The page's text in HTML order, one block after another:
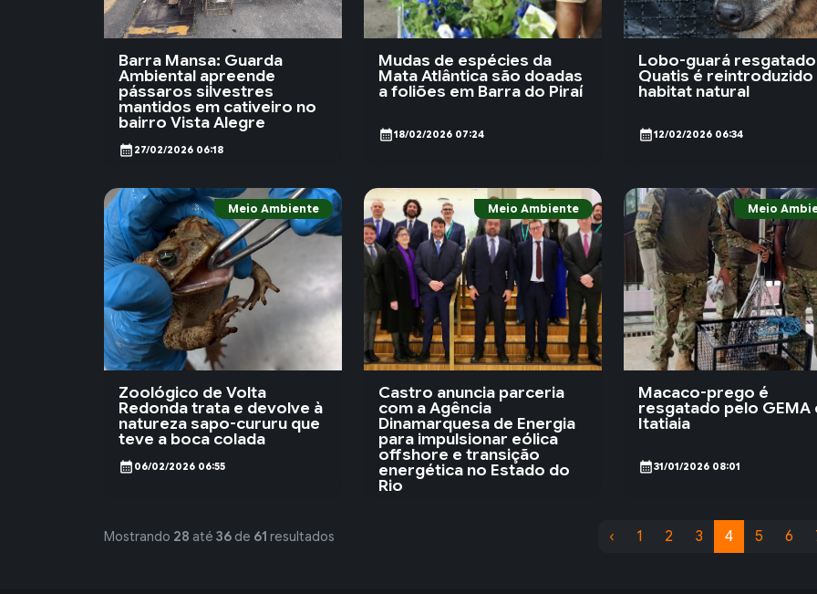
Barra Mansa: Guarda
Ambiental apreende
pássaros silvestres
mantidos em cativeiro no
bairro Vista Alegre
calendar_month 27/02/2026 06:18
Mudas de espécies da
Mata Atlântica são doadas
a foliões em Barra do Piraí
calendar_month18/02/2026 07:24
Lobo-guará
Quatis é reintroduzido
habitat natural
calendar_month12/02/2026 06:34
Meio Ambiente
Zoológico de Volta
Redonda trata e devolve à
natureza sapo-cururu que
teve a boca colada
calendar_month 06/02/2026 06:55
Meio Ambiente
Castro anuncia parceria
com a Agência
Dinamarquesa de Energia
para impulsionar eólica
offshore e transição
energética no Estado do
Rio
Meio
Macaco-prego é
resgatado pelo GEMA
Itatiaia
calendar_month31/01/2026 08:01
Mostrando 28 até 36 de 61 resultados ‹ 1 2 3 4 5 6